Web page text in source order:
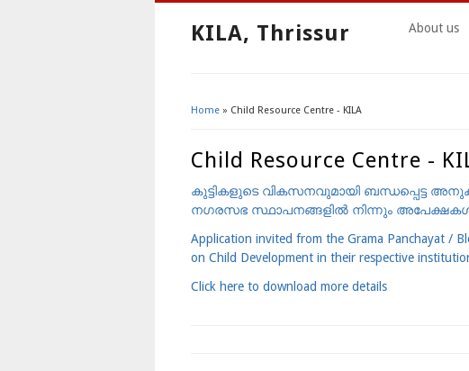
KILA, Thrissur About us
Home » Child Resource Centre - KILA
Child Resource Centre -
കുട്ടികളുടെ വികസനവുമായി ബന്ധപ്പെട്ട
നഗരസഭ സ്ഥാപനങ്ങളില്‍ നിന്നും
Application invited from the Grama Panchayat /
on Child Development in their respective
Click here to download more details